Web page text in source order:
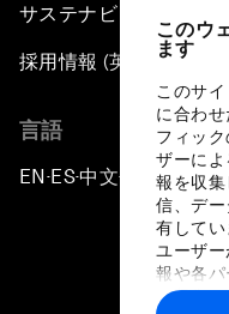
このウ
ます
このサ
に合わ
フィッ
ザーに
報を収
信、デ
有してい
ユーザ
報や各
に収集
サステナビリティへの
採用情報 (英語のみ)
言語
EN ▪ES▪中文▪ 日本語